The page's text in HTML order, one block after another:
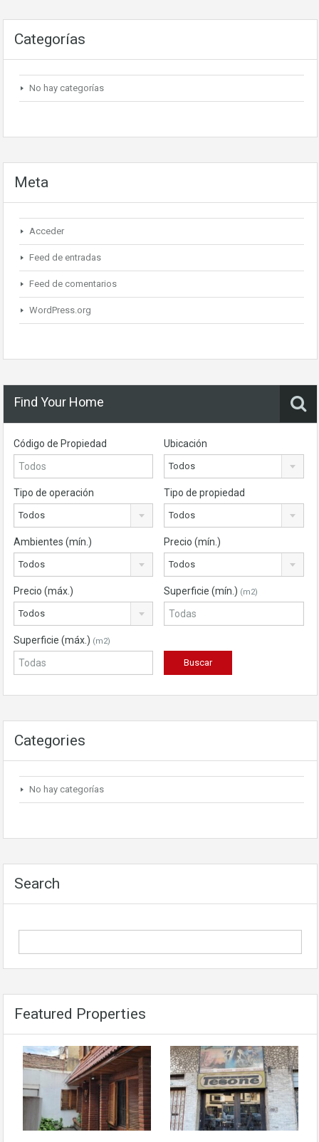
Categorías
No hay categorías
Meta
Acceder
Feed de entradas
Feed de comentarios
WordPress.org
Find Your Home
Código de Propiedad Ubicación
Todos
Tipo de operación
Todos
Tipo de propiedad
Todos
Ambientes (mín.)
Todos
Precio (mín.)
Todos
Precio (máx.)
Todos
Superficie (mín.) (m2)
Superficie (máx.) (m2)
Categories
No hay categorías
Search
Featured Properties